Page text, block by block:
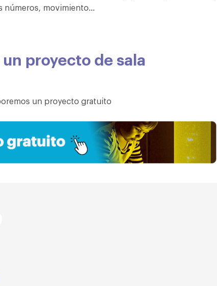
números, movimiento…
proyecto de sala
un proyecto gratuito